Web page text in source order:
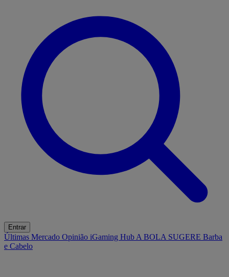
Entrar
Últimas Mercado Opinião iGaming Hub A BOLA SUGERE Barba
e Cabelo